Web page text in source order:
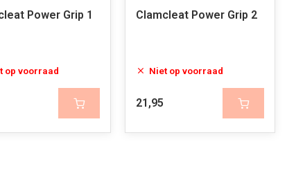
Power Grip 1
op voorraad
Clamcleat Power Grip 2
Niet op voorraad
21,95